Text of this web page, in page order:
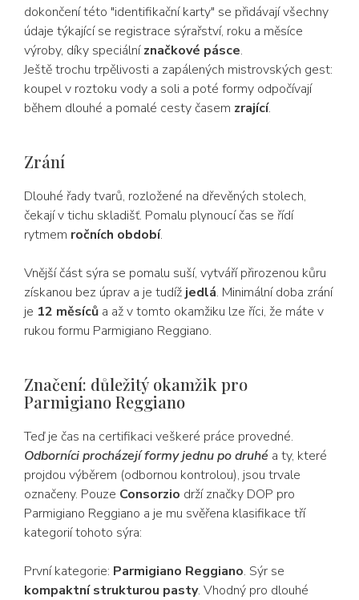
dokončení této "identifikační karty" se přidávají všechny
údaje týkající se registrace sýrařství, roku a měsíce
výroby, díky speciálníznačkové pásce.
Ještě trochu trpělivosti a zapálených mistrovských gest:
koupel v roztoku vody a soli a poté formy odpočívají
během dlouhé a pomalé cesty časem zrající.
Zrání
Dlouhé řady tvarů, rozložené na dřevěných stolech,
čekají v tichu skladišť. Pomalu plynoucí čas se řídí
rytmem ročních období.
Vnější část sýra se pomalu suší, vytváří přirozenou kůru
získanou bez úprav a je tudíž jedlá. Minimální doba zrání
je 12 měsíců a až v tomto okamžiku lze říci, že máte v
rukou formu Parmigiano Reggiano.
Značení: důležitý okamžik pro
Parmigiano Reggiano
Teď je čas na certifikaci veškeré práce provedné.
Odborníci procházejí formy jednu po druhé a ty, které
projdou výběrem (odbornou kontrolou), jsou trvale
označeny. Pouze Consorzio drží značky DOP pro
Parmigiano Reggiano a je mu svěřena klasifikace tří
kategorií tohoto sýra:
První kategorie: Parmigiano Reggiano. Sýr se
kompaktní strukturou pasty. Vhodný pro dlouhé